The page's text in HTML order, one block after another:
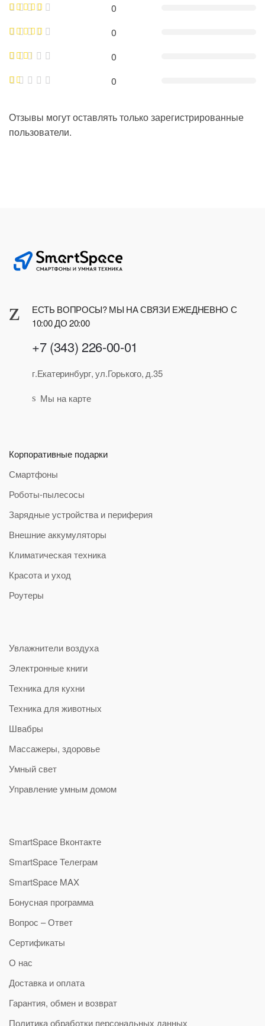
0
0
0
0
Отзывы могут оставлять только зарегистрированные
пользователи.
ЕСТЬ ВОПРОСЫ? МЫ НА СВЯЗИ ЕЖЕДНЕВНО С
10:00 ДО 20:00
+7 (343) 226-00-01
г.Екатеринбург, ул.Горького, д.35
Мы на карте
Корпоративные подарки
Смартфоны
Роботы-пылесосы
Зарядные устройства и периферия
Внешние аккумуляторы
Климатическая техника
Красота и уход
Роутеры
Увлажнители воздуха
Электронные книги
Техника для кухни
Техника для животных
Швабры
Массажеры, здоровье
Умный свет
Управление умным домом
SmartSpace Вконтакте
SmartSpace Телеграм
SmartSpace MAX
Бонусная программа
Вопрос – Ответ
Сертификаты
О нас
Доставка и оплата
Гарантия, обмен и возврат
Политика обработки персональных данных